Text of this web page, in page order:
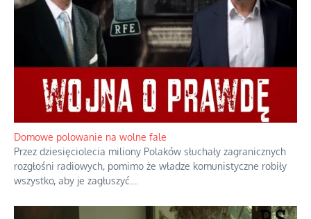
Domowe polowanie na wolne fale
Przez dziesięciolecia miliony Polaków słuchały zagranicznych
rozgłośni radiowych, pomimo że władze komunistyczne robiły
wszystko, aby je zagłuszyć.